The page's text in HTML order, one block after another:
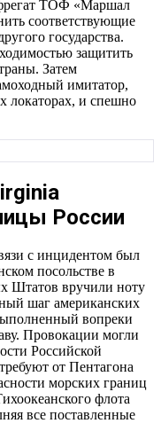
ТОФ «Маршал
соответствующие
государства.
защитить
Затем
имитатор,
локаторах, и спешно
России
с инцидентом был
посольстве в
Штатов вручили ноту
шаг американских
вопреки
Провокации могли
Российской
от Пентагона
морских границ
флота
все поставленные